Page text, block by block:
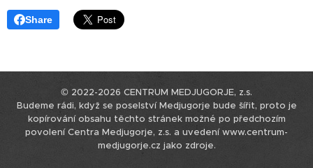
Share
© 2022-2026 CENTRUM MEDJUGORJE, z.s.
Budeme rádi, když se poselství Medjugorje bude šířit, proto je
kopírování obsahu těchto stránek možné po předchozím
povolení Centra Medjugorje, z.s. a uvedení www.centrum-
medjugorje.cz jako zdroje.